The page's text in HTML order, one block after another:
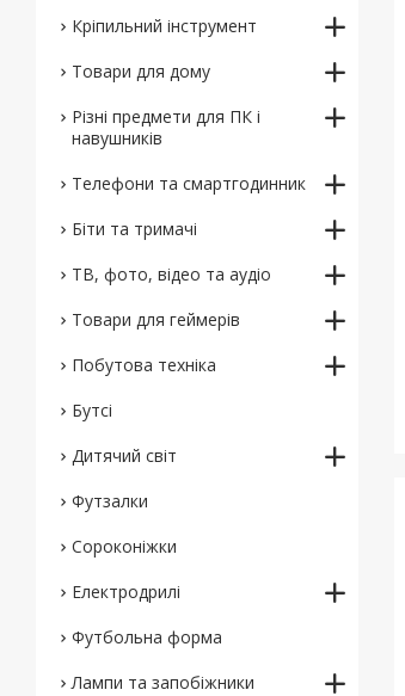
Кріпильний інструмент
Товари для дому
Різні предмети для ПК і
навушників
Телефони та смартгодинник
Біти та тримачі
ТВ, фото, відео та аудіо
Товари для геймерів
Побутова техніка
Бутсі
Дитячий світ
Футзалки
Сороконіжки
Електродрилі
Футбольна форма
Лампи та запобіжники